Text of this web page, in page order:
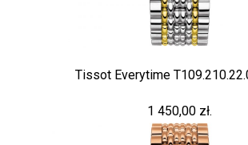
Tissot Everytime
1 450,00 zł.